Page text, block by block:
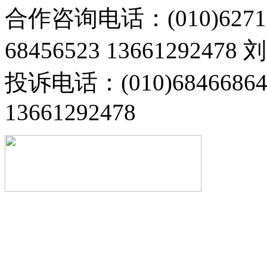
合作咨询电话：
68456523 13661292478
投诉电话：
13661292478